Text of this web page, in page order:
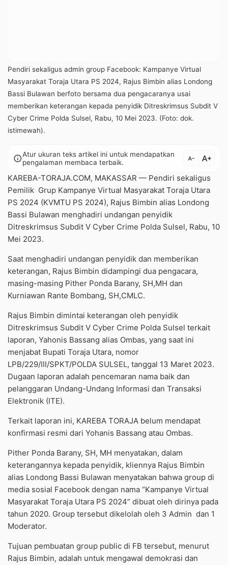
Pendiri sekaligus admin group Facebook: Kampanye Virtual
Masyarakat Toraja Utara PS 2024, Rajus Bimbin alias Londong
Bassi Bulawan berfoto bersama dua pengacaranya usai
memberikan keterangan kepada penyidik Ditreskrimsus Subdit V
Cyber Crime Polda Sulsel, Rabu, 10 Mei 2023. (Foto: dok.
istimewah).
infoAtur ukuran teks artikel ini untuk mendapatkan
pengalaman membaca terbaik.
text_decrease text_increase
KAREBA-TORAJA.COM, MAKASSAR — Pendiri sekaligus
Pemilik Grup Kampanye Virtual Masyarakat Toraja Utara
PS 2024 (KVMTU PS 2024), Rajus Bimbin alias Londong
Bassi Bulawan menghadiri undangan penyidik
Ditreskrimsus Subdit V Cyber Crime Polda Sulsel, Rabu, 10
Mei 2023.
Saat menghadiri undangan penyidik dan memberikan
keterangan, Rajus Bimbin didampingi dua pengacara,
masing-masing Pither Ponda Barany, SH,MH dan
Kurniawan Rante Bombang, SH,CMLC.
Rajus Bimbin dimintai keterangan oleh penyidik
Ditreskrimsus Subdit V Cyber Crime Polda Sulsel terkait
laporan, Yahonis Bassang alias Ombas, yang saat ini
menjabat Bupati Toraja Utara, nomor
LPB/229/III/SPKT/POLDA SULSEL, tanggal 13 Maret 2023.
Dugaan laporan adalah pencemaran nama baik dan
pelanggaran Undang-Undang Informasi dan Transaksi
Elektronik (ITE).
Terkait laporan ini, KAREBA TORAJA belum mendapat
konfirmasi resmi dari Yohanis Bassang atau Ombas.
Pither Ponda Barany, SH, MH menyatakan, dalam
keterangannya kepada penyidik, kliennya Rajus Bimbin
alias Londong Bassi Bulawan menyatakan bahwa group di
media sosial Facebook dengan nama “Kampanye Virtual
Masyarakat Toraja Utara PS 2024” dibuat oleh dirinya pada
tahun 2020. Group tersebut dikelolah oleh 3 Admin dan 1
Moderator.
Tujuan pembuatan group public di FB tersebut, menurut
Rajus Bimbin, adalah untuk mengawal demokrasi dan